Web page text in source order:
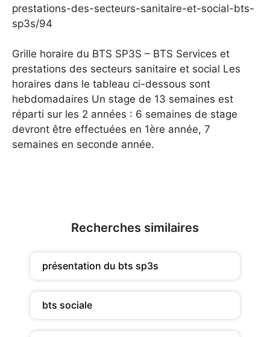
prestations-des-secteurs-sanitaire-et-social-bts-
sp3s/94
Grille horaire du BTS SP3S – BTS Services et
prestations des secteurs sanitaire et social Les
horaires dans le tableau ci-dessous sont
hebdomadaires Un stage de 13 semaines est
réparti sur les 2 années : 6 semaines de stage
devront être effectuées en 1ère année, 7
semaines en seconde année.
Recherches similaires
présentation du bts sp3s
bts sociale